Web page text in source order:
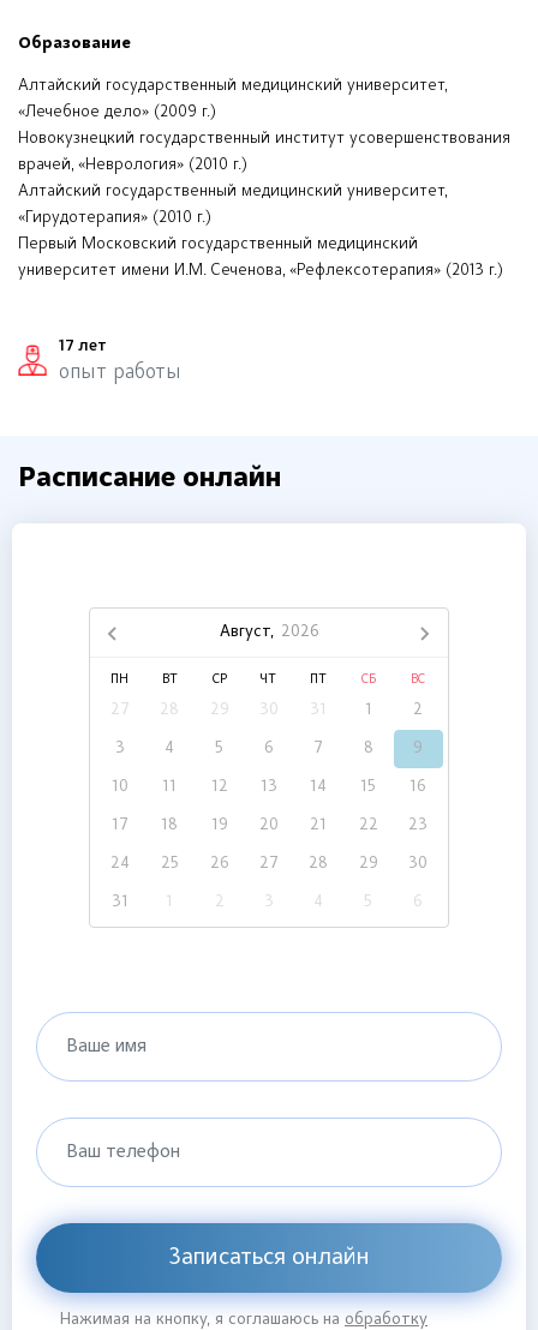
Образование
Алтайский государственный медицинский университет,
«Лечебное дело» (2009 г.)
Новокузнецкий государственный институт усовершенствования
врачей, «Неврология» (2010 г.)
Алтайский государственный медицинский университет,
«Гирудотерапия» (2010 г.)
Первый Московский государственный медицинский
университет имени И.М. Сеченова, «Рефлексотерапия» (2013 г.)
17 лет
опыт работы
Расписание онлайн
Август, 2026
ПН ВТ СР ЧТ СБ ВС
27 28 29 30 31 1 2
3 4 5 6 7 8 9
10 11 12 13 14 15 16
17 18 19 20 21 22 23
24 25 26 27 28 29 30
31 1 2 3 4 5 6
Ваше имя
Ваш телефон
Записаться онлайн
Нажимая на кнопку, я соглашаюсь на обработку